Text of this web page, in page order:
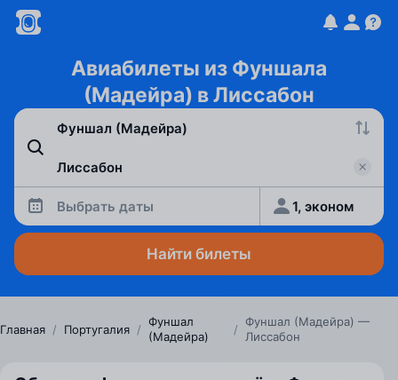
Авиабилеты из Фуншала
(Мадейра) в Лиссабон
Выбрать даты 1, эконом
Найти билеты
Главная / Португалия /
Фуншал
(Мадейра)
/
Фуншал (Мадейра) —
Лиссабон